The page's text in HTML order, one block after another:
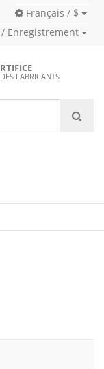
Français / $
Enregistrement
FABRICANTS